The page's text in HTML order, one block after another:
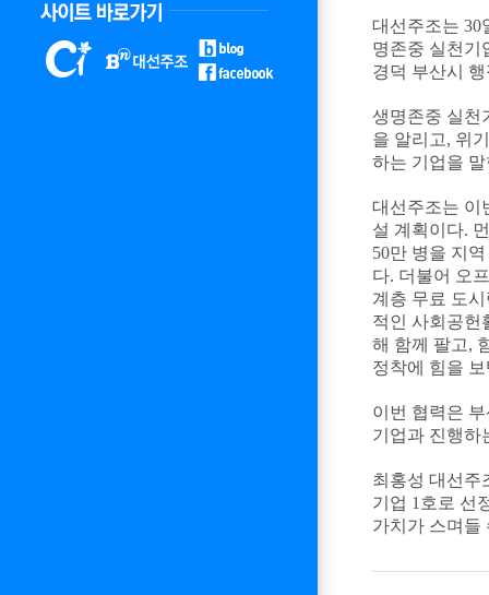
대선주조는 30
명존중 실천기
경덕 부산시
생명존중 실천
을 알리고, 위
하는 기업을
대선주조는 이
설 계획이다.
50만 병을 지
다. 더불어 오
계층 무료 도
적인 사회공헌
해 함께 팔고,
정착에 힘을
이번 협력은
기업과 진행하
최홍성 대선주
기업 1호로 선
가치가 스며들